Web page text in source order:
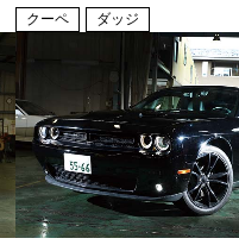
クーペ ダッジ